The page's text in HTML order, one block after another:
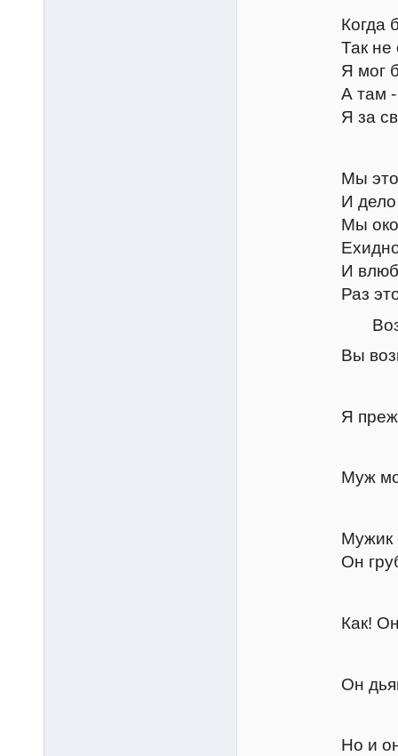
Когда бы
Так не
Я мог бы
А там - пусть
Я за свое
Мы это
И дело в
Мы
Ехидного
И
Раз это
Вы
Я прежде
Муж
Мужик он
Он грубиян
Как! Он
Он дьявол,
Но и она